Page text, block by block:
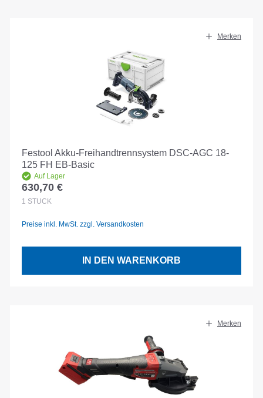
Merken
Festool Akku-Freihandtrennsystem DSC-AGC 18-
125 FH EB-Basic
Auf Lager
Regulärer Preis:
630,70 €
1 STÜCK
Preise inkl. MwSt. zzgl. Versandkosten
IN DEN WARENKORB
Merken